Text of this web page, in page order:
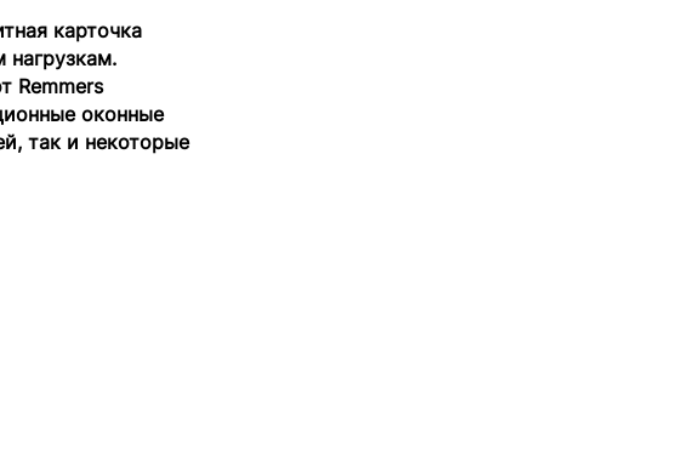
карточка
Remmers
оконные
так и некоторые